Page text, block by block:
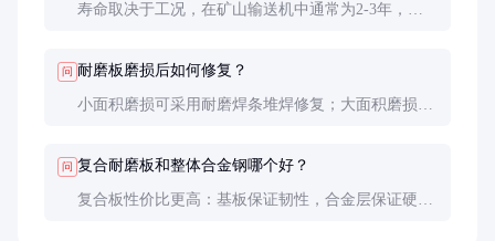
寿命取决于工况，在矿山输送机中通常为2-3年，是
问 耐磨板磨损后如何修复？
小面积磨损可采用耐磨焊条堆焊修复；大面积磨损建
问 复合耐磨板和整体合金钢哪个好？
复合板性价比更高：基板保证韧性，合金层保证硬